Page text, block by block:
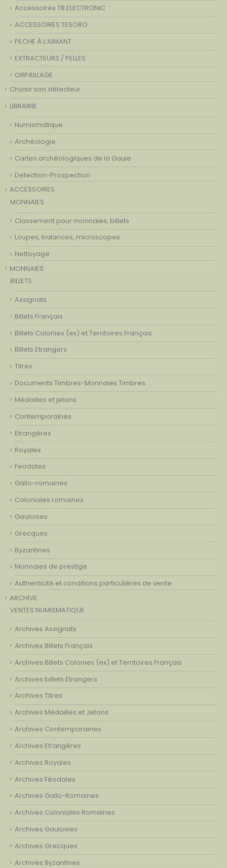
Accessoires TB ELECTRONIC
ACCESSOIRES TESORO
PECHE À L’AIMANT
EXTRACTEURS / PELLES
ORPAILLAGE
Choisir son détecteur
LIBRAIRIE
Numismatique
Archéologie
Cartes archéologiques de la Gaule
Detection-Prospection
ACCESSOIRES
MONNAIES
Classement pour monnaies, billets
Loupes, balances, microscopes
Nettoyage
MONNAIES
BILLETS
Assignats
Billets Français
Billets Colonies (ex) et Territoires Français
Billets Etrangers
Titres
Documents Timbres-Monnaies Timbres
Médailles et jetons
Contemporaines
Etrangères
Royales
Feodales
Gallo-romaines
Coloniales romaines
Gauloises
Grecques
Byzantines
Monnaies de prestige
Authenticité et conditions particulières de vente
ARCHIVE
VENTES NUMISMATIQUE
Archives Assignats
Archives Billets Français
Archives Billets Colonies (ex) et Territoires Français
Archives billets Etrangers
Archives Titres
Archives Médailles et Jetons
Archives Contemporaines
Archives Etrangères
Archives Royales
Archives Féodales
Archives Gallo-Romaines
Archives Coloniales Romaines
Archives Gauloises
Archives Grecques
Archives Byzantines